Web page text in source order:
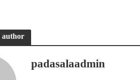
padasalaadmin